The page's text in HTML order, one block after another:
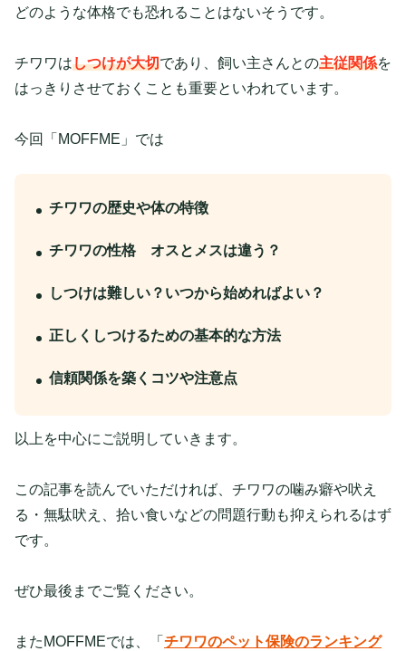
どのような体格でも恐れることはないそうです。
チワワはしつけが大切であり、飼い主さんとの主従関係を
はっきりさせておくことも重要といわれています。
今回「MOFFME」では
チワワの歴史や体の特徴
チワワの性格 オスとメスは違う？
しつけは難しい？いつから始めればよい？
正しくしつけるための基本的な方法
信頼関係を築くコツや注意点
以上を中心にご説明していきます。
この記事を読んでいただければ、チワワの噛み癖や吠え
る・無駄吠え、拾い食いなどの問題行動も抑えられるはず
です。
ぜひ最後までご覧ください。
またMOFFMEでは、「 チワワのペット保険のランキング